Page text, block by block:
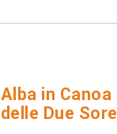
Alba in
delle Due